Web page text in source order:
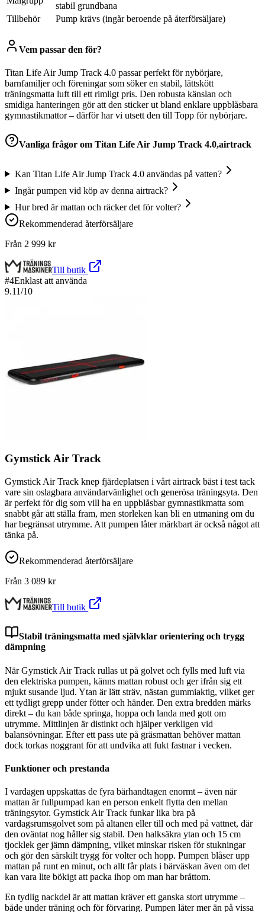
stabil grundbana
Tillbehör
Pump krävs (ingår beroende på återförsäljare)
Vem passar den för?
Titan Life Air Jump Track 4.0 passar perfekt för nybörjare,
barnfamiljer och föreningar som söker en stabil, lättskött
träningsmatta luft till ett rimligt pris. Den robusta känslan och
smidiga hanteringen gör att den sticker ut bland enklare uppblåsbara
gymnastikmattor – därför har vi utsett den till Topp för nybörjare.
Vanliga frågor om Titan Life Air Jump Track 4.0,airtrack
Kan Titan Life Air Jump Track 4.0 användas på vatten?
Ingår pumpen vid köp av denna airtrack?
Hur bred är mattan och räcker det för volter?
Rekommenderad återförsäljare
Från 2 999 kr
Till butik
#4Enklast att använda
9.11/10
Gymstick Air Track
Gymstick Air Track knep fjärdeplatsen i vårt airtrack bäst i test tack
vare sin oslagbara användarvänlighet och generösa träningsyta. Den
är perfekt för dig som vill ha en uppblåsbar gymnastikmatta som
snabbt går att ställa fram, men storleken kan bli en utmaning om du
har begränsat utrymme. Att pumpen låter märkbart är också något att
tänka på.
Rekommenderad återförsäljare
Från 3 089 kr
Till butik
Stabil träningsmatta med självklar orientering och trygg
dämpning
När Gymstick Air Track rullas ut på golvet och fylls med luft via
den elektriska pumpen, känns mattan robust och ger ifrån sig ett
mjukt susande ljud. Ytan är lätt sträv, nästan gummiaktig, vilket ger
ett tydligt grepp under fötter och händer. Den extra bredden märks
direkt – du kan både springa, hoppa och landa med gott om
utrymme. Mittlinjen är distinkt och hjälper verkligen vid
balansövningar. Efter ett pass ute på gräsmattan behöver mattan
dock torkas noggrant för att undvika att fukt fastnar i vecken.
Funktioner och prestanda
I vardagen uppskattas de fyra bärhandtagen enormt – även när
mattan är fullpumpad kan en person enkelt flytta den mellan
träningsytor. Gymstick Air Track funkar lika bra på
vardagsrumsgolvet som på altanen eller till och med på vattnet, där
den oväntat nog håller sig stabil. Den halksäkra ytan och 15 cm
tjocklek ger jämn dämpning, vilket minskar risken för stukningar
och gör den särskilt trygg för volter och hopp. Pumpen blåser upp
mattan på runt en minut, och allt får plats i bärväskan även om det
kan vara lite bökigt att packa ihop om man har bråttom.
En tydlig nackdel är att mattan kräver ett ganska stort utrymme –
både under träning och för förvaring. Pumpen låter mer än på vissa